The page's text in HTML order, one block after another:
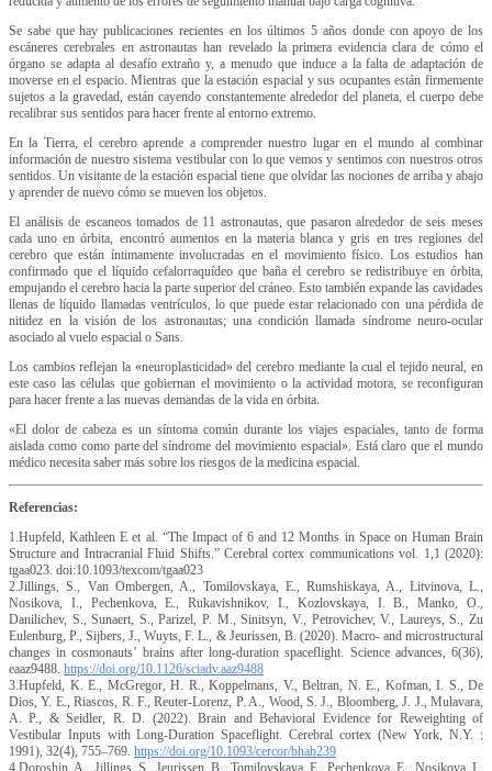
Se sabe que hay publicaciones recientes en los últimos 5 años donde con apoyo de los
escáneres cerebrales en astronautas han revelado la primera evidencia clara de cómo el
órgano se adapta al desafío extraño y, a menudo que induce a la falta de adaptación de
moverse en el espacio. Mientras que la estación espacial y sus ocupantes están firmemente
sujetos a la gravedad, están cayendo constantemente alrededor del planeta, el cuerpo debe
recalibrar sus sentidos para hacer frente al entorno extremo.
En la Tierra, el cerebro aprende a comprender nuestro lugar en el mundo al combinar
información de nuestro sistema vestibular con lo que vemos y sentimos con nuestros otros
sentidos. Un visitante de la estación espacial tiene que olvidar las nociones de arriba y abajo
y aprender de nuevo cómo se mueven los objetos.
El análisis de escaneos tomados de 11 astronautas, que pasaron alrededor de seis meses
cada uno en órbita, encontró aumentos en la materia blanca y gris en tres regiones del
cerebro que están íntimamente involucradas en el movimiento físico. Los estudios han
confirmado que el líquido cefalorraquídeo que baña el cerebro se redistribuye en órbita,
empujando el cerebro hacia la parte superior del cráneo. Esto también expande las cavidades
llenas de líquido llamadas ventrículos, lo que puede estar relacionado con una pérdida de
nitidez en la visión de los astronautas; una condición llamada síndrome neuro-ocular
asociado al vuelo espacial o Sans.
Los cambios reflejan la «neuroplasticidad» del cerebro mediante la cual el tejido neural, en
este caso las células que gobiernan el movimiento o la actividad motora, se reconfiguran
para hacer frente a las nuevas demandas de la vida en órbita.
«El dolor de cabeza es un síntoma común durante los viajes espaciales, tanto de forma
aislada como como parte del síndrome del movimiento espacial». Está claro que el mundo
médico necesita saber más sobre los riesgos de la medicina espacial.
Referencias:
1.Hupfeld, Kathleen E et al. “The Impact of 6 and 12 Months in Space on Human Brain
Structure and Intracranial Fluid Shifts.” Cerebral cortex communications vol. 1,1 (2020):
tgaa023. doi:10.1093/texcom/tgaa023
2.Jillings, S., Van Ombergen, A., Tomilovskaya, E., Rumshiskaya, A., Litvinova, L.,
Nosikova, I., Pechenkova, E., Rukavishnikov, I., Kozlovskaya, I. B., Manko, O.,
Danilichev, S., Sunaert, S., Parizel, P. M., Sinitsyn, V., Petrovichev, V., Laureys, S., Zu
Eulenburg, P., Sijbers, J., Wuyts, F. L., & Jeurissen, B. (2020). Macro- and microstructural
changes in cosmonauts’ brains after long-duration spaceflight. Science advances, 6(36),
eaaz9488. https://doi.org/10.1126/sciadv.aaz9488
3.Hupfeld, K. E., McGregor, H. R., Koppelmans, V., Beltran, N. E., Kofman, I. S., De
Dios, Y. E., Riascos, R. F., Reuter-Lorenz, P. A., Wood, S. J., Bloomberg, J. J., Mulavara,
A. P., & Seidler, R. D. (2022). Brain and Behavioral Evidence for Reweighting of
Vestibular Inputs with Long-Duration Spaceflight. Cerebral cortex (New York, N.Y. :
1991), 32(4), 755–769. https://doi.org/10.1093/cercor/bhab239
4.Doroshin, A., Jillings, S., Jeurissen, B., Tomilovskaya, E., Pechenkova, E., Nosikova, I.,